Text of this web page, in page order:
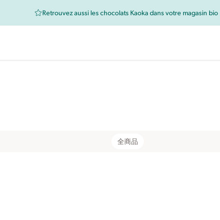
Retrouvez aussi les chocolats Kaoka dans votre magasin bio
全商品